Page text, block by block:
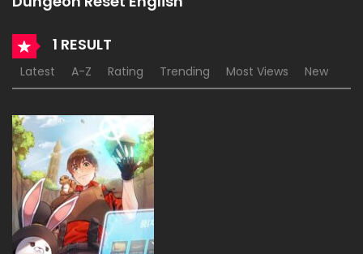
1 RESULT
Latest A-Z Rating Trending Most Views New